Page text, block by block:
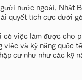
nước ngoài, Nhật
quyết tích cực dưới
việc làm được cho
việc và kỹ năng
cư như như các kỹ